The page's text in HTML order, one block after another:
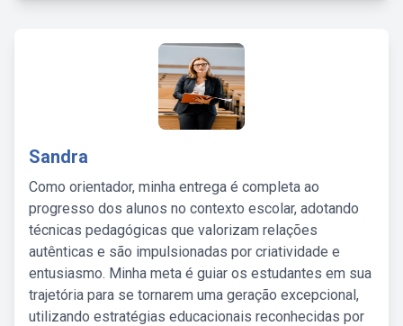
Sandra
Como orientador, minha entrega é completa ao
progresso dos alunos no contexto escolar, adotando
técnicas pedagógicas que valorizam relações
autênticas e são impulsionadas por criatividade e
entusiasmo. Minha meta é guiar os estudantes em sua
trajetória para se tornarem uma geração excepcional,
utilizando estratégias educacionais reconhecidas por